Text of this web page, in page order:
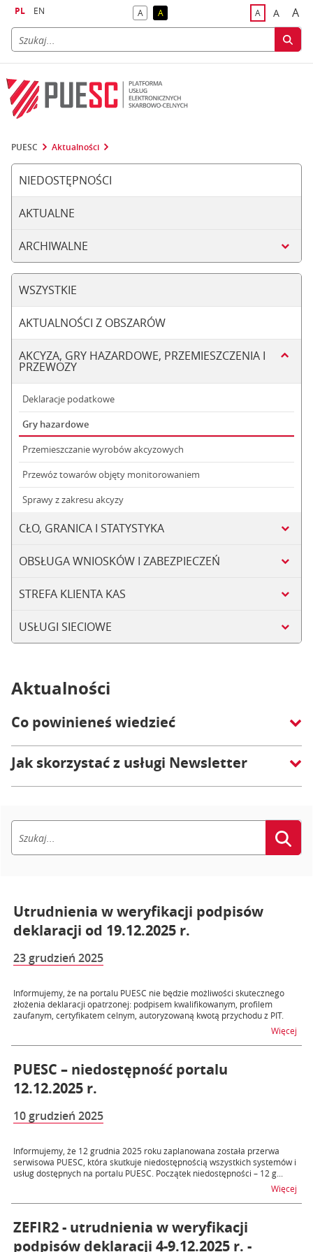
PL EN Akontrast domyślny
Akontrast żółty tekst na czarnym tle
Adomyślna
A A
PUESC Aktualności
NIEDOSTĘPNOŚCI
AKTUALNE
ARCHIWALNE
WSZYSTKIE
AKTUALNOŚCI Z OBSZARÓW
AKCYZA, GRY HAZARDOWE, PRZEMIESZCZENIA I
PRZEWOZY
Deklaracje podatkowe
Gry hazardowe
Przemieszczanie wyrobów akcyzowych
Przewóz towarów objęty monitorowaniem
Sprawy z zakresu akcyzy
CŁO, GRANICA I STATYSTYKA
OBSŁUGA WNIOSKÓW I ZABEZPIECZEŃ
STREFA KLIENTA KAS
USŁUGI SIECIOWE
Aktualności
Co powinieneś wiedzieć
Jak skorzystać z usługi Newsletter
Utrudnienia w weryfikacji podpisów
deklaracji od 19.12.2025 r.
23 grudzień 2025
Informujemy, że na portalu PUESC nie będzie możliwości skutecznego
złożenia deklaracji opatrzonej: podpisem kwalifikowanym, profilem
zaufanym, certyfikatem celnym, autoryzowaną kwotą przychodu z PIT.
Więcej
PUESC – niedostępność portalu
12.12.2025 r.
10 grudzień 2025
Informujemy, że 12 grudnia 2025 roku zaplanowana została przerwa
serwisowa PUESC, która skutkuje niedostępnością wszystkich systemów i
usług dostępnych na portalu PUESC. Początek niedostępności – 12 g...
Więcej
ZEFIR2 - utrudnienia w weryfikacji
podpisów deklaracji 4-9.12.2025 r. -